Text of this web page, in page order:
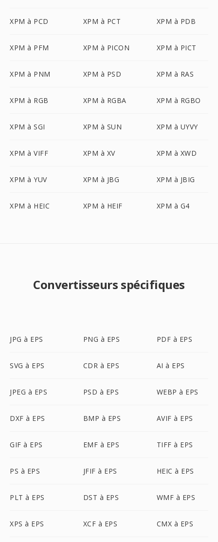
XPM à PCD XPM à PCT XPM à PDB
XPM à PFM XPM à PICON XPM à PICT
XPM à PNM XPM à PSD XPM à RAS
XPM à RGB XPM à RGBA XPM à RGBO
XPM à SGI XPM à SUN XPM à UYVY
XPM à VIFF XPM à XV XPM à XWD
XPM à YUV XPM à JBG XPM à JBIG
XPM à HEIC XPM à HEIF XPM à G4
Convertisseurs spécifiques
JPG à EPS PNG à EPS PDF à EPS
SVG à EPS CDR à EPS AI à EPS
JPEG à EPS PSD à EPS WEBP à EPS
DXF à EPS BMP à EPS AVIF à EPS
GIF à EPS EMF à EPS TIFF à EPS
PS à EPS JFIF à EPS HEIC à EPS
PLT à EPS DST à EPS WMF à EPS
XPS à EPS XCF à EPS CMX à EPS